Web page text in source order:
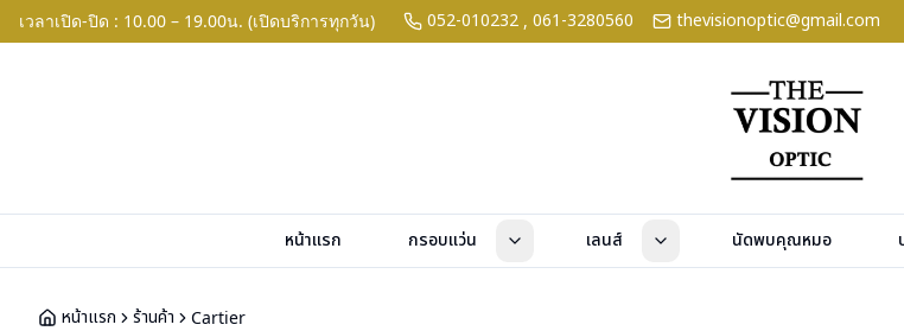
เวลาเปิด-ปิด : 10.00 – 19.00น. (เปิดบริการทุกวัน) 052-010232 , 061-3280560 thevisionoptic@gmail.com
หน้าแรก กรอบแว่น เลนส์ นัดพบคุณหมอ
หน้าแรก ร้านค้า Cartier